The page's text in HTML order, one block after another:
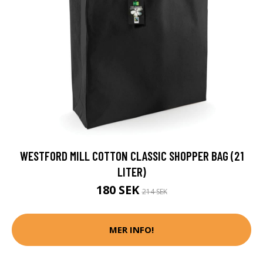
WESTFORD MILL COTTON CLASSIC SHOPPER BAG (21
LITER)
180 SEK214 SEK
MER INFO!